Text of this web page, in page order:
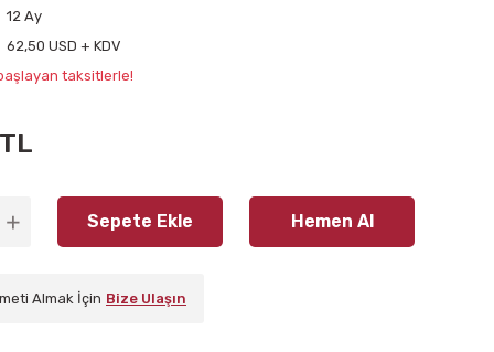
12 Ay
62,50 USD + KDV
taksitlerle!
Sepete Ekle Hemen Al
Almak İçin Bize Ulaşın